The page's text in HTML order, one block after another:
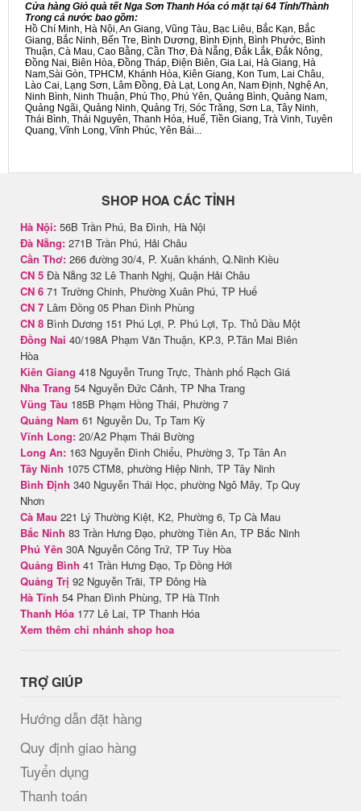
Cửa hàng Giỏ quà tết Nga Sơn Thanh Hóa có mặt tại 64 Tỉnh/Thành
Trong cả nước bao gồm:
Hồ Chí Minh, Hà Nội, An Giang, Vũng Tàu, Bạc Liêu, Bắc Kạn, Bắc
Giang, Bắc Ninh, Bến Tre, Bình Dương, Bình Định, Bình Phước, Bình
Thuận, Cà Mau, Cao Bằng, Cần Thơ, Đà Nẵng, Đắk Lắk, Đắk Nông,
Đồng Nai, Biên Hòa, Đồng Tháp, Điện Biên, Gia Lai, Hà Giang, Hà
Nam,Sài Gòn, TPHCM, Khánh Hòa, Kiên Giang, Kon Tum, Lai Châu,
Lào Cai, Lạng Sơn, Lâm Đồng, Đà Lạt, Long An, Nam Định, Nghệ An,
Ninh Bình, Ninh Thuận, Phú Thọ, Phú Yên, Quảng Bình, Quảng Nam,
Quảng Ngãi, Quảng Ninh, Quảng Trị, Sóc Trăng, Sơn La, Tây Ninh,
Thái Bình, Thái Nguyên, Thanh Hóa, Huế, Tiền Giang, Trà Vinh, Tuyên
Quang, Vĩnh Long, Vĩnh Phúc, Yên Bái...
SHOP HOA CÁC TỈNH
Hà Nội: 56B Trần Phú, Ba Đình, Hà Nội
Đà Nẵng: 271B Trần Phú, Hải Châu
Cần Thơ: 266 đường 30/4, P. Xuân khánh, Q.Ninh Kiều
CN 5 Đà Nẵng 32 Lê Thanh Nghị, Quận Hải Châu
CN 6 71 Trường Chinh, Phường Xuân Phú, TP Huế
CN 7 Lâm Đồng 05 Phan Đình Phùng
CN 8 Bình Dương 151 Phú Lợi, P. Phú Lợi, Tp. Thủ Dầu Một
Đồng Nai 40/198A Phạm Văn Thuận, KP.3, P.Tân Mai Biên
Hòa
Kiên Giang 418 Nguyễn Trung Trực, Thành phố Rạch Giá
Nha Trang 54 Nguyễn Đức Cảnh, TP Nha Trang
Vũng Tàu 185B Phạm Hồng Thái, Phường 7
Quảng Nam 61 Nguyễn Du, Tp Tam Kỳ
Vĩnh Long: 20/A2 Phạm Thái Bường
Long An: 163 Nguyễn Đình Chiểu, Phường 3, Tp Tân An
Tây Ninh 1075 CTM8, phường Hiệp Ninh, TP Tây Ninh
Bình Định 340 Nguyễn Thái Học, phường Ngô Mây, Tp Quy
Nhơn
Cà Mau 221 Lý Thường Kiệt, K2, Phường 6, Tp Cà Mau
Bắc Ninh 83 Trần Hưng Đạo, phường Tiền An, TP Bắc Ninh
Phú Yên 30A Nguyễn Công Trứ, TP Tuy Hòa
Quảng Bình 41 Trần Hưng Đạo, Tp Đồng Hới
Quảng Trị 92 Nguyễn Trãi, TP Đông Hà
Hà Tĩnh 54 Phan Đình Phùng, TP Hà Tĩnh
Thanh Hóa 177 Lê Lai, TP Thanh Hóa
Xem thêm chi nhánh shop hoa
TRỢ GIÚP
Hướng dẫn đặt hàng
Quy định giao hàng
Tuyển dụng
Thanh toán